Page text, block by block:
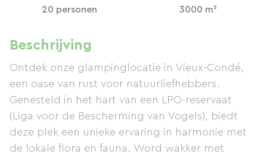
20 personen 3000 m²
Beschrijving
Ontdek onze glampinglocatie in Vieux-Condé,
een oase van rust voor natuurliefhebbers.
Genesteld in het hart van een LPO-reservaat
(Liga voor de Bescherming van Vogels), biedt
deze plek een unieke ervaring in harmonie met
de lokale flora en fauna. Word wakker met